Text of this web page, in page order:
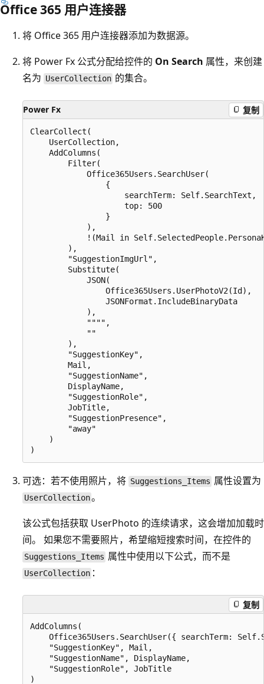
Office 365 用户连接器
将 Office 365 用户连接器添加为数据源。
将 Power Fx 公式分配给控件的 On Search 属性，来创建
名为 UserCollection 的集合。
Power Fx 复制
ClearCollect(
    UserCollection,
    AddColumns(
        Filter(
            Office365Users.SearchUser(
                {
                    searchTerm: Self.SearchText,
                    top: 500
                }
            ),
!(Mail in
        ),
        "SuggestionImgUrl",
        Substitute(
            JSON(
                Office365Users.UserPhotoV2(Id),
                JSONFormat.IncludeBinaryData
            ),
            """",
            ""
        ),
        "SuggestionKey",
        Mail,
        "SuggestionName",
        DisplayName,
        "SuggestionRole",
        JobTitle,
        "SuggestionPresence",
        "away"
    )
可选：若不使用照片，将 Suggestions_Items 属性设置为
UserCollection。
该公式包括获取 UserPhoto 的连续请求，这会增加加载时
间。 如果您不需要照片，希望缩短搜索时间，在控件的
Suggestions_Items 属性中使用以下公式，而不是
UserCollection ：
复制
AddColumns(
Office365Users.SearchUser({ searchTerm:
    "SuggestionKey", Mail,
    "SuggestionName", DisplayName,
    "SuggestionRole", JobTitle